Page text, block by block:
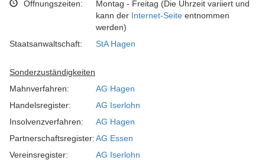
Öffnungszeiten:
Montag - Freitag (Die Uhrzeit variiert und
kann der Internet-Seite entnommen
werden)
Staatsanwaltschaft:
StA Hagen
Sonderzuständigkeiten
Mahnverfahren:
AG Hagen
Handelsregister:
AG Iserlohn
Insolvenzverfahren:
AG Hagen
Partnerschaftsregister:AG Essen
Vereinsregister:
AG Iserlohn